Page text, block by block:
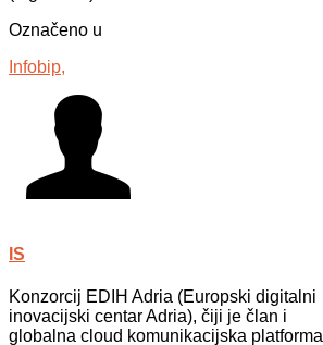
Označeno u
Infobip,
IS
Konzorcij EDIH Adria (Europski digitalni
inovacijski centar Adria), čiji je član i
globalna cloud komunikacijska platforma